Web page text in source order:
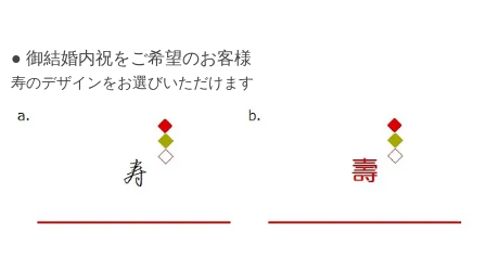
● 御結婚内祝をご希望のお客様
寿のデザインをお選びいただけます